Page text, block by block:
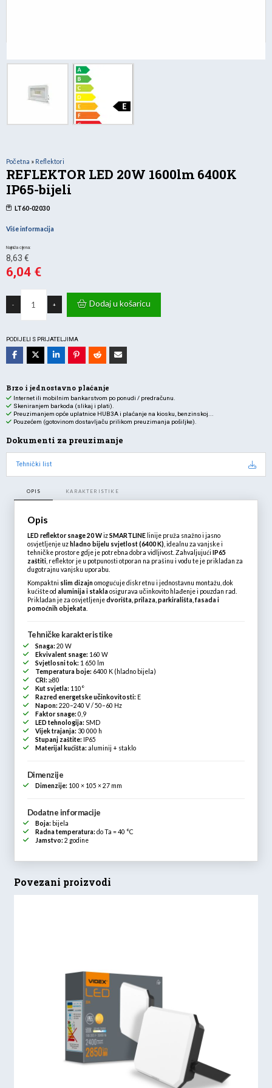
Početna » Reflektori
REFLEKTOR LED 20W 1600lm 6400K
IP65-bijeli
LT60-02030
Više informacija
8,63 €Izvorna
cijena
bila
je:
8,63 €.
6,04 €
Trenutna
cijena
je:
-
1600lm
6400K
količina
+ Dodaj u košaricu
PODIJELI S PRIJATELJIMA
Brzo i jednostavno plaćanje
Internet ili mobilnim bankarstvom po ponudi / predračunu.
Skeniranjem barkoda (slikaj i plati).
Preuzimanjem opće uplatnice HUB3A i plaćanje na kiosku, benzinskoj...
Pouzećem (gotovinom dostavljaču prilikom preuzimanja pošiljke).
Dokumenti za preuzimanje
Tehnički list
OPIS KARAKTERISTIKE
Opis
LED reflektor snage 20 WizSMARTLINElinije pruža snažno i jasno
osvjetljenje uz hladno bijelu svjetlost (6400 K) , idealnu za vanjske i
tehničke prostore gdje je potrebna dobra vidljivost. Zahvaljujući IP65
zaštiti, reflektor je u potpunosti otporan na prašinu i vodu te je prikladan za
dugotrajnu vanjsku uporabu.
Kompaktni slim dizajn omogućuje diskretnu i jednostavnu montažu, dok
kućište od aluminija i stakla osigurava učinkovito hlađenje i pouzdan rad.
Prikladan je za osvjetljenjedvorišta, prilaza, parkirališta, fasada i
pomoćnih objekata
Tehničke karakteristike
Snaga: 20 W
Ekvivalent snage: 160 W
Svjetlosni tok: 1 650 lm
Temperatura boje: 6400 K (hladno bijela)
CRI: ≥80
Kut svjetla: 110°
Razred energetske učinkovitosti: E
Napon: 220–240 V / 50–60 Hz
Faktor snage: 0,9
LED tehnologija: SMD
Vijek trajanja: 30 000 h
Stupanj zaštite: IP65
Materijal kućišta: aluminij + staklo
Dimenzije
Dimenzije: 100 × 105 × 27 mm
Dodatne informacije
Boja: bijela
Radna temperatura: do Ta = 40 °C
Jamstvo: 2 godine
Povezani proizvodi